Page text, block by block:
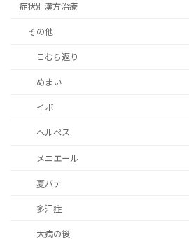
症状別漢方治療
その他
こむら返り
めまい
イボ
ヘルペス
メニエール
夏バテ
多汗症
大病の後